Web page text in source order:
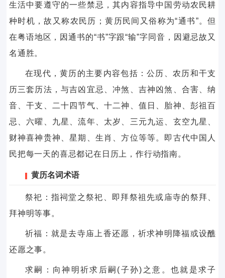
生活中要遵守的一些禁忌，其内容指导中国劳动农民耕
种时机，故又称农民历；黄历民间又俗称为“通书”。但
在粤语地区，因通书的“书”字跟“输”字同音，因避忌故又
名通胜。
在现代，黄历的主要内容包括：公历、农历和干支
历三套历法，与吉凶宜忌、冲煞、吉神凶煞、合害、纳
音、干支、二十四节气、十二神、值日、胎神、彭祖百
忌、六曜、九星、流年、太岁、三元九运、玄空九星、
财神喜神贵神、星期、生肖、方位等等。即古代中国人
民把每一天的喜忌都记在日历上，作行动指南。
黄历名词术语
祭祀：指祠堂之祭祀、即拜祭祖先或庙寺的祭拜、
拜神明等事。
祈福：就是去寺庙上香还愿，祈求神明降福或设醮
还愿之事。
求嗣：向神明祈求后嗣(子孙)之意。也就是求子